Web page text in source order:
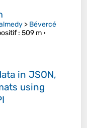
> Bévercé
: 509 m •
in JSON,
using